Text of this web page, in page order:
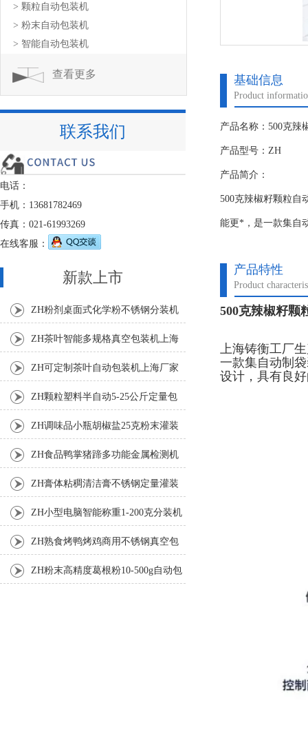
基础信息
Product
产品名称：500克辣
产品型号：ZH
产品简介：
500克辣椒籽颗粒自
能更*，是一款集自
产品特性
Product
500克辣椒籽颗
上海铸衡工厂
一款集自动制
设计，具有良
> 颗粒自动包装机
> 粉末自动包装机
> 智能自动包装机
查看更多
联系我们
电话：
手机：13681782469
传真：021-61993269
在线客服：
新款上市
ZH粉剂桌面式化学粉不锈钢分装机
ZH茶叶智能多规格真空包装机上海
厂家 ZH可定制茶叶自动包装机上海厂家
ZH颗粒塑料半自动5-25公斤定量包
装机 ZH调味品小瓶胡椒盐25克粉末灌装
ZH食品鸭掌猪蹄多功能金属检测机
ZH膏体粘稠清洁膏不锈钢定量灌装
机厂家 ZH小型电脑智能称重1-200克分装机
ZH熟食烤鸭烤鸡商用不锈钢真空包
装机 ZH粉末高精度葛根粉10-500g自动包